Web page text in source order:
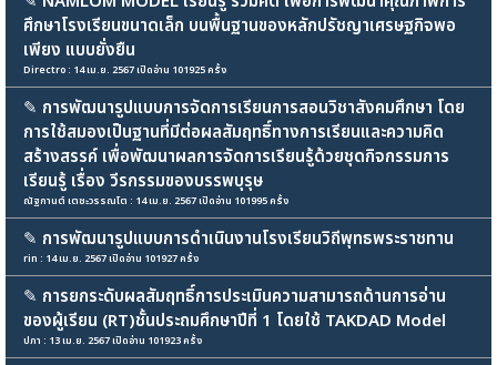
ศึกษาโรงเรียนขนาดเล็ก บนพื้นฐานของหลักปรัชญาเศรษฐกิจพอ
เพียง แบบยั่งยืน
Directro : 14 เม.ย. 2567 เปิดอ่าน 101925 ครั้ง
✎ การพัฒนารูปแบบการจัดการเรียนการสอนวิชาสังคมศึกษา โดย
การใช้สมองเป็นฐานที่มีต่อผลสัมฤทธิ์ทางการเรียนและความคิด
สร้างสรรค์ เพื่อพัฒนาผลการจัดการเรียนรู้ด้วยชุดกิจกรรมการ
เรียนรู้ เรื่อง วีรกรรมของบรรพบุรุษ
ณัฐกานต์ เตชะวรรณโต : 14 เม.ย. 2567 เปิดอ่าน 101995 ครั้ง
✎ การพัฒนารูปแบบการดำเนินงานโรงเรียนวิถีพุทธพระราชทาน
rin : 14 เม.ย. 2567 เปิดอ่าน 101927 ครั้ง
✎ การยกระดับผลสัมฤทธิ์การประเมินความสามารถด้านการอ่าน
ของผู้เรียน (RT)ชั้นประถมศึกษาปีที่ 1 โดยใช้ TAKDAD Model
ปภา : 13 เม.ย. 2567 เปิดอ่าน 101923 ครั้ง